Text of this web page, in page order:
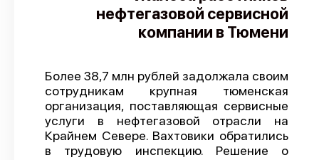
Новости
Карта событий
Отчеты
Предложить публикацию
Справочник
нефтегазовой сервисной
компании в Тюмени
Более 38,7 млн рублей задолжала своим
сотрудникам крупная тюменская
организация, поставляющая сервисные
услуги в нефтегазовой отрасли на
Крайнем Севере. Вахтовики обратились
в трудовую инспекцию. Решение о